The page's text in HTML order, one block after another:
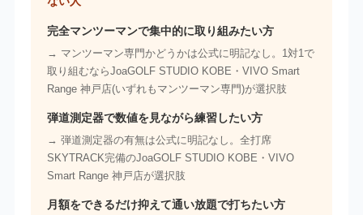
完全マンツーマンで集中的に取り組みたい方
→ マンツーマン専門かどうかは公式に明記なし。1対1で
取り組むならJoaGOLF STUDIO KOBE・VIVO Smart
Range 神戸店(いずれもマンツーマン専門)が選択肢
弾道測定器で数値を見ながら練習したい方
→ 弾道測定器の有無は公式に明記なし。全打席
SKYTRACK完備のJoaGOLF STUDIO KOBE・VIVO
Smart Range 神戸店が選択肢
月額をできるだけ抑えて通い放題で打ちたい方